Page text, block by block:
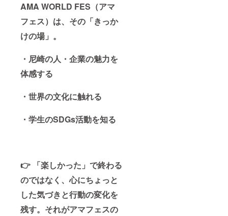
AMA WORLD FES（アマ
フェス）は、その「きっか
けの場」。
・ 尼崎の人・企業の魅力を
体感する
・ 世界の文化に触れる
・ 学生のSDGs活動を知る
👉 「楽しかった」で終わる
のではなく、心にちょっと
した気づきと行動の変化を
残す。それがアマフェスの